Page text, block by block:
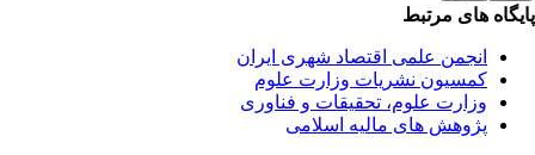
های مرتبط
انجمن علمی اقتصاد شهری ایران
کمسیون نشریات وزارت علوم
وزارت علوم، تحقیقات و فناوری
پژوهش های مالیه اسلامی